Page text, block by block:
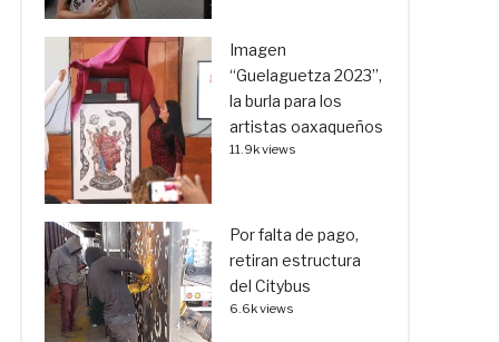
Imagen
“Guelaguetza 2023”,
la burla para los
artistas oaxaqueños
11.9k views
Por falta de pago,
retiran estructura
del Citybus
6.6k views